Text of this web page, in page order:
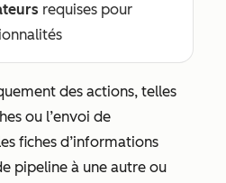
requises pour
des actions, telles
ou l’envoi de
fiches d’informations
pipeline à une autre ou